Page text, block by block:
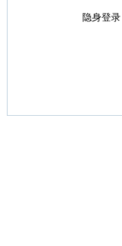
隐身登录